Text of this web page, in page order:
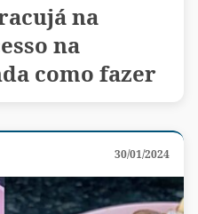
na
na
como fazer
30/01/2024